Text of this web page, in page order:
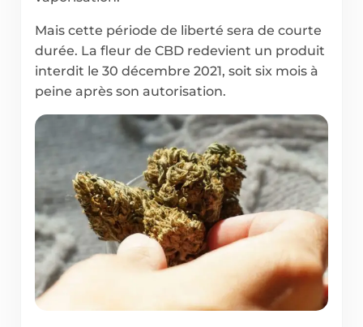
Mais cette période de liberté sera de courte
durée. La fleur de CBD redevient un produit
interdit le 30 décembre 2021, soit six mois à
peine après son autorisation.